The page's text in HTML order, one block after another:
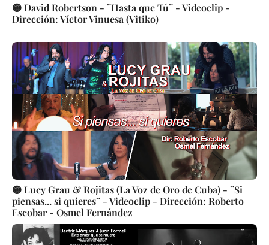
🟡 David Robertson - ¨Hasta que Tú¨ - Videoclip -
Dirección: Víctor Vinuesa (Vitiko)
🟡 Lucy Grau & Rojitas (La Voz de Oro de Cuba) - ¨Si
piensas... si quieres¨ - Videoclip - Dirección: Roberto
Escobar - Osmel Fernández